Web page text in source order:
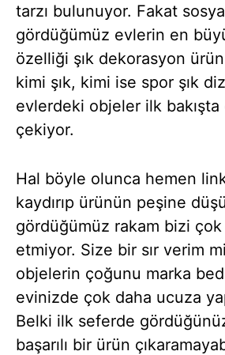
tarzı bulunuyor. Fakat
gördüğümüz evlerin en
özelliği şık dekorasyon
kimi şık, kimi ise spor şık
evlerdeki objeler ilk
çekiyor.
Hal böyle olunca hemen
kaydırıp ürünün peşine
gördüğümüz rakam bizi
etmiyor. Size bir sır verim
objelerin çoğunu marka
evinizde çok daha ucuza
Belki ilk seferde
başarılı bir ürün